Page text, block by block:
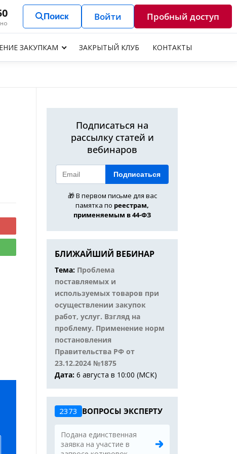
Поиск Войти Пробный доступ
ЗАКУПКАМ ЗАКРЫТЫЙ КЛУБ КОНТАКТЫ
Подписаться на
рассылку статей и
вебинаров
Подписаться
🎁 В первом письме для вас
памятка по реестрам,
применяемым в 44-ФЗ
БЛИЖАЙШИЙ ВЕБИНАР
Тема: Проблема
поставляемых и
используемых товаров при
осуществлении закупок
работ, услуг. Взгляд на
проблему. Применение норм
постановления
Правительства РФ от
23.12.2024 №1875
Дата: 6 августа в 10:00 (МСК)
2373 ВОПРОСЫ ЭКСПЕРТУ
Подана единственная
заявка на участие в